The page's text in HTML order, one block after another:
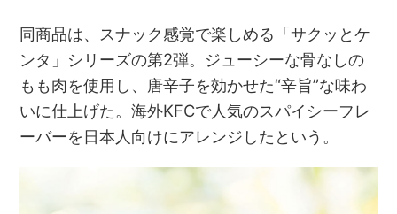
同商品は、スナック感覚で楽しめる「サクッとケ
ンタ」シリーズの第2弾。ジューシーな骨なしの
もも肉を使用し、唐辛子を効かせた“辛旨”な味わ
いに仕上げた。海外KFCで人気のスパイシーフレ
ーバーを日本人向けにアレンジしたという。